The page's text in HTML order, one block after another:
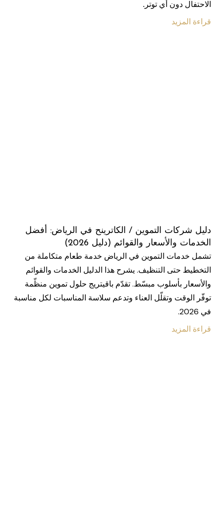
الاحتفال دون أي توتر.
قراءة المزيد
دليل شركات التموين / الكاترينح في الرياض: أفضل
الخدمات والأسعار والقوائم (دليل 2026)
تشمل خدمات التموين في الرياض خدمة طعام متكاملة من
التخطيط حتى التنظيف. يشرح هذا الدليل الخدمات والقوائم
والأسعار بأسلوب مبسّط. تقدّم باقيتريج حلول تموين منظّمة
توفّر الوقت وتقلّل العناء وتدعم سلاسة المناسبات لكل مناسبة
في 2026.
قراءة المزيد